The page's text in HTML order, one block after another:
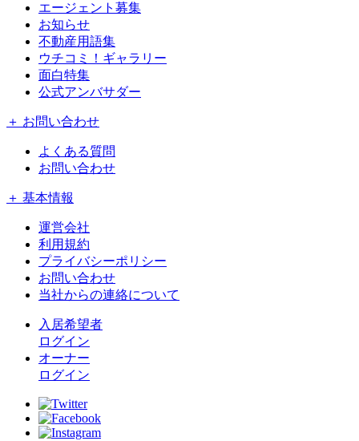
エージェント募集
お知らせ
不動産用語集
ウチコミ！ギャラリー
面白特集
公式アンバサダー
＋ お問い合わせ
よくある質問
お問い合わせ
＋ 基本情報
運営会社
利用規約
プライバシーポリシー
お問い合わせ
当社からの連絡について
入居希望者
ログイン
オーナー
ログイン